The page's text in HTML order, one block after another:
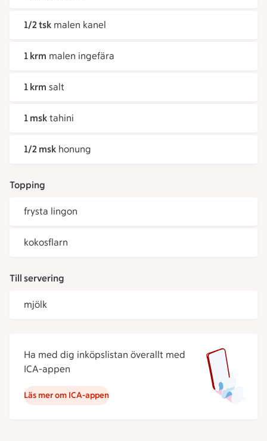
1/2 tsk malen kanel
1 krm malen ingefära
1 krm salt
1 msk tahini
1/2 msk honung
Topping
frysta lingon
kokosflarn
Till servering
mjölk
Ha med dig inköpslistan överallt med
ICA-appen
Läs mer om ICA-appen